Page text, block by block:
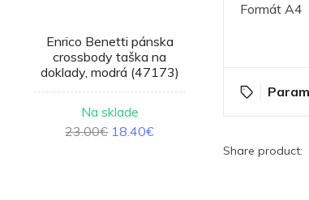
Enrico Benetti pánska
crossbody taška na
doklady, modrá (47173)
Na sklade
23.00€ 18.40€
Formát A4
Share product: